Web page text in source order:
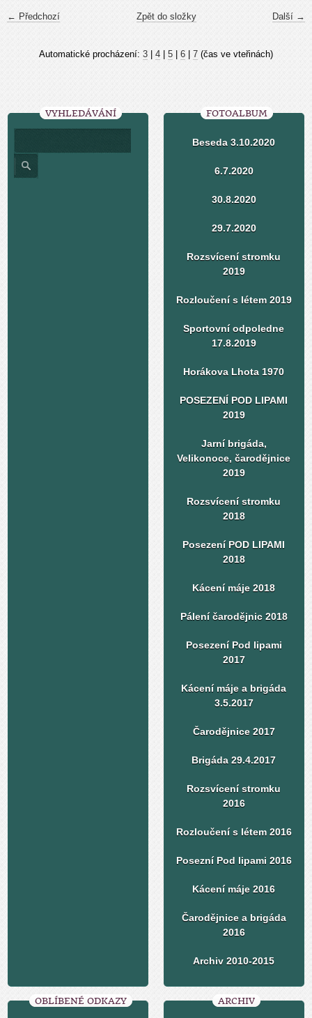
← Předchozí Další →
Zpět do složky
Automatické procházení: 3 4 5 6 7 (čas ve vteřinách)
VYHLEDÁVÁNÍ FOTOALBUM
Beseda 3.10.2020
6.7.2020
30.8.2020
29.7.2020
Rozsvícení stromku
2019
Rozloučení s létem 2019
Sportovní odpoledne
17.8.2019
Horákova Lhota 1970
POSEZENÍ POD LIPAMI
2019
Jarní brigáda,
Velikonoce, čarodějnice
2019
Rozsvícení stromku
2018
Posezení POD LIPAMI
2018
Kácení máje 2018
Pálení čarodějnic 2018
Posezení Pod lipami
2017
Kácení máje a brigáda
3.5.2017
Čarodějnice 2017
Brigáda 29.4.2017
Rozsvícení stromku
2016
Rozloučení s létem 2016
Posezní Pod lipami 2016
Kácení máje 2016
Čarodějnice a brigáda
2016
Archiv 2010-2015
OBLÍBENÉ ODKAZY ARCHIV